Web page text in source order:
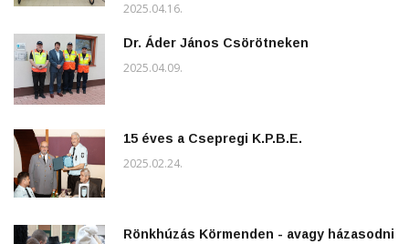
2025.04.16.
Dr. Áder János Csörötneken
2025.04.09.
15 éves a Csepregi K.P.B.E.
2025.02.24.
Rönkhúzás Körmenden - avagy házasodni